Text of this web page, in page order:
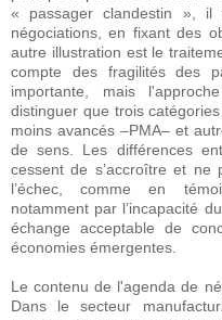
« passager clandestin », il
négociations, en fixant des
autre illustration est le
compte des fragilités des
importante, mais
distinguer que trois
moins avancés –PMA– et
de sens. Les différences
cessent de s’accroître et
l’échec, comme en
notamment par l’incapacité
échange acceptable de
économies émergentes.
Le contenu de l'agenda de
Dans le secteur